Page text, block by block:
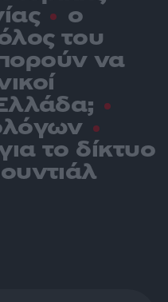
ο
του
να
το δίκτυο